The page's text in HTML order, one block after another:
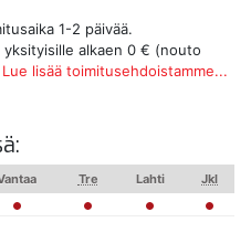
1-2 päivää.
yksityisille alkaen 0 € (nouto
Lue lisää toimitusehdoistamme...
Tre Lahti
Jkl